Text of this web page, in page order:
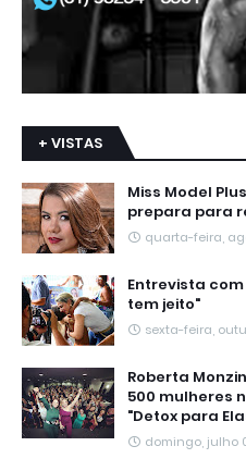
+ VISTAS
Miss Model
prepara para
quarta-feira,
Entrevista com
tem jeito"
sexta-feira,
Roberta
500 mulheres
"Detox para
domingo, julho